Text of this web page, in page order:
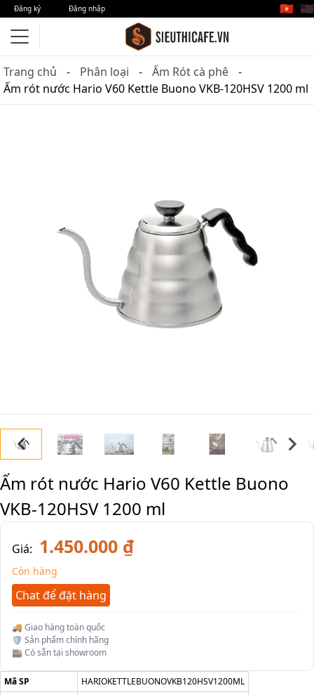
Đăng ký Đăng nhập 🇻🇳 🇺🇸
Trang chủ Phân loại
Ấm Rót cà phê
Ấm rót nước Hario V60 Kettle Buono VKB-120HSV 1200 ml
Ấm rót nước Hario V60 Kettle Buono
VKB-120HSV 1200 ml
Giá: 1.450.000 ₫
Còn hàng
Chat để đặt hàng
🚚 Giao hàng toàn quốc
🛡️ Sản phẩm chính hãng
🏬 Có sẵn tại showroom
Mã SP
HARIOKETTLEBUONOVKB120HSV1200ML